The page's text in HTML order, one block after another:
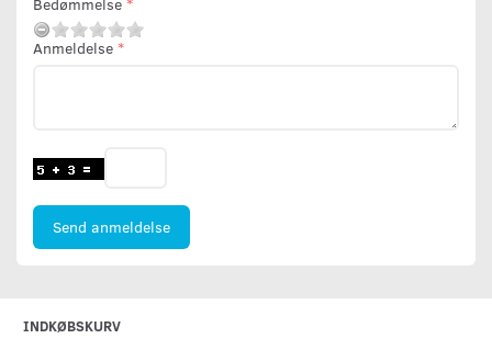
Anmeldelse
Send anmeldelse
INDKØBSKURV